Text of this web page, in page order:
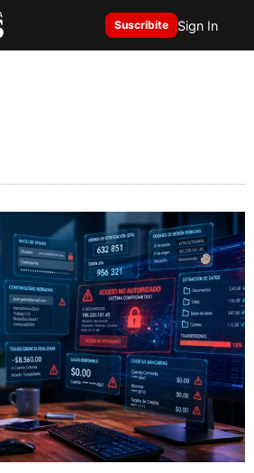
Suscribite Sign In